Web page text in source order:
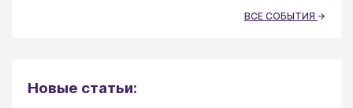
ВСЕ СОБЫТИЯ
Новые статьи: